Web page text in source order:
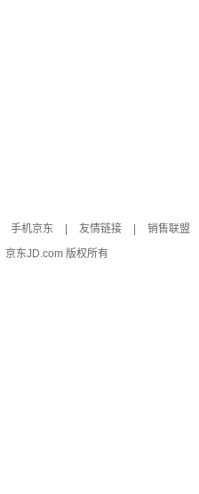
手机京东 友情链接 销售联盟
京东JD.com 版权所有